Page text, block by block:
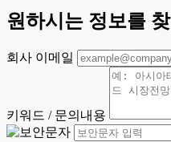
원하시는 정보를
회사 이메일
키워드 / 문의내용